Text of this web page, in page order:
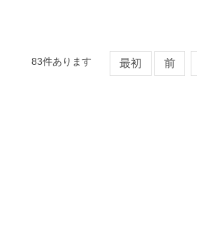
83件あります 最初 前